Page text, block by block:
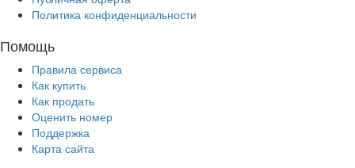
Политика конфиденциальности
Помощь
Правила сервиса
Как купить
Как продать
Оценить номер
Поддержка
Карта сайта